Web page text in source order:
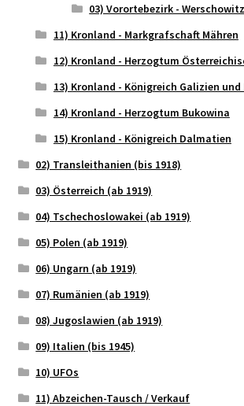
03) Vorortebezirk -
11) Kronland - Markgrafschaft Mähren
12) Kronland - Herzogtum
13) Kronland - Königreich Galizien und
14) Kronland - Herzogtum Bukowina
15) Kronland - Königreich Dalmatien
02) Transleithanien (bis 1918)
03) Österreich (ab 1919)
04) Tschechoslowakei (ab 1919)
05) Polen (ab 1919)
06) Ungarn (ab 1919)
07) Rumänien (ab 1919)
08) Jugoslawien (ab 1919)
09) Italien (bis 1945)
10) UFOs
11) Abzeichen-Tausch / Verkauf